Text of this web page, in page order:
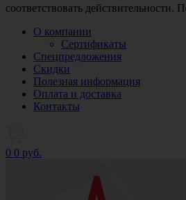
соответствовать действительности.
О компании
Сертификаты
Спецпредложения
Скидки
Полезная информация
Оплата и доставка
Контакты
0 0 руб.